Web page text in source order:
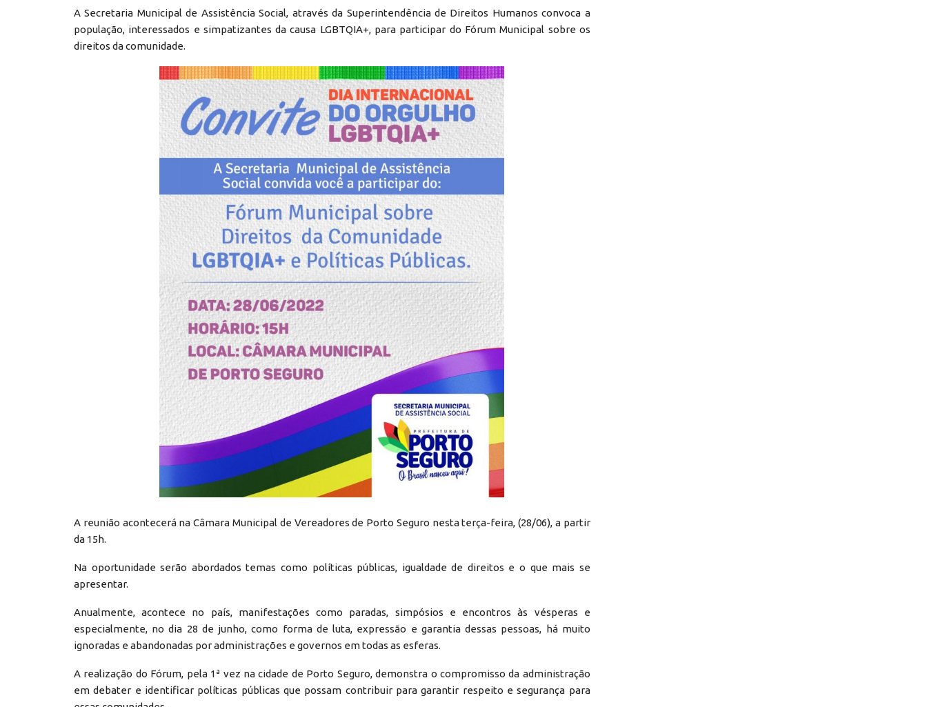
A Secretaria Municipal de Assistência Social, através da Superintendência de Direitos Humanos convoca a
população, interessados e simpatizantes da causa LGBTQIA+, para participar do Fórum Municipal sobre os
direitos da comunidade.
A reunião acontecerá na Câmara Municipal de Vereadores de Porto Seguro nesta terça-feira, (28/06), a partir
da 15h.
Na oportunidade serão abordados temas como políticas públicas, igualdade de direitos e o que mais se
apresentar.
Anualmente, acontece no país, manifestações como paradas, simpósios e encontros às vésperas e
especialmente, no dia 28 de junho, como forma de luta, expressão e garantia dessas pessoas, há muito
ignoradas e abandonadas por administrações e governos em todas as esferas.
A realização do Fórum, pela 1ª vez na cidade de Porto Seguro, demonstra o compromisso da administração
em debater e identificar políticas públicas que possam contribuir para garantir respeito e segurança para